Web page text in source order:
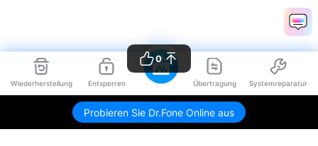
Wiederherstellung Entsperren Übertragung Systemreparatur
Probieren Sie Dr.Fone Online aus
0